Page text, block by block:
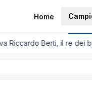
Home
Riccardo Berti, il re dei